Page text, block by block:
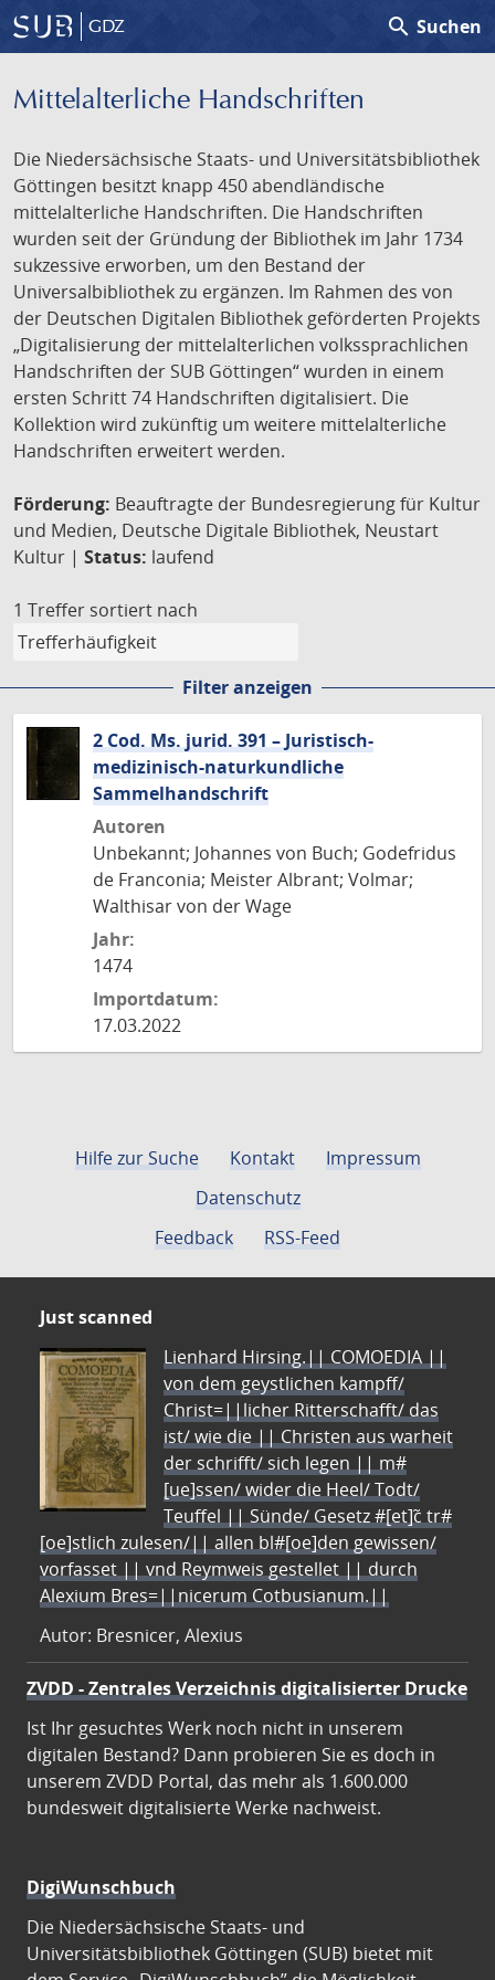
GDZ search Suchen
Mittelalterliche Handschriften
Die Niedersächsische Staats- und Universitätsbibliothek
Göttingen besitzt knapp 450 abendländische
mittelalterliche Handschriften. Die Handschriften
wurden seit der Gründung der Bibliothek im Jahr 1734
sukzessive erworben, um den Bestand der
Universalbibliothek zu ergänzen. Im Rahmen des von
der Deutschen Digitalen Bibliothek geförderten Projekts
„Digitalisierung der mittelalterlichen volkssprachlichen
Handschriften der SUB Göttingen“ wurden in einem
ersten Schritt 74 Handschriften digitalisiert. Die
Kollektion wird zukünftig um weitere mittelalterliche
Handschriften erweitert werden.
Förderung: Beauftragte der Bundesregierung für Kultur
und Medien, Deutsche Digitale Bibliothek, Neustart
Kultur | Status: laufend
1 Treffer sortiert nach
Filter anzeigen
2 Cod. Ms. jurid. 391 – Juristisch-
medizinisch-naturkundliche
Sammelhandschrift
Autoren
Unbekannt; Johannes von Buch; Godefridus
de Franconia; Meister Albrant; Volmar;
Walthisar von der Wage
Jahr:
1474
Importdatum:
17.03.2022
Hilfe zur Suche Kontakt
Impressum
Datenschutz
Feedback
RSS-Feed
Just scanned
Lienhard Hirsing.|| COMOEDIA ||
von dem geystlichen kampff/
Christ=||licher Ritterschafft/ das
ist/ wie die || Christen aus warheit
der schrifft/ sich legen || m#
[ue]ssen/ wider die Heel/ Todt/
Teuffel || Sünde/ Gesetz #[et]c̃ tr#
[oe]stlich zulesen/|| allen bl#[oe]den gewissen/
vorfasset || vnd Reymweis gestellet || durch
Alexium Bres=||nicerum Cotbusianum.||
Autor: Bresnicer, Alexius
ZVDD - Zentrales Verzeichnis digitalisierter Drucke
Ist Ihr gesuchtes Werk noch nicht in unserem
digitalen Bestand? Dann probieren Sie es doch in
unserem ZVDD Portal, das mehr als 1.600.000
bundesweit digitalisierte Werke nachweist.
DigiWunschbuch
Die Niedersächsische Staats- und
Universitätsbibliothek Göttingen (SUB) bietet mit